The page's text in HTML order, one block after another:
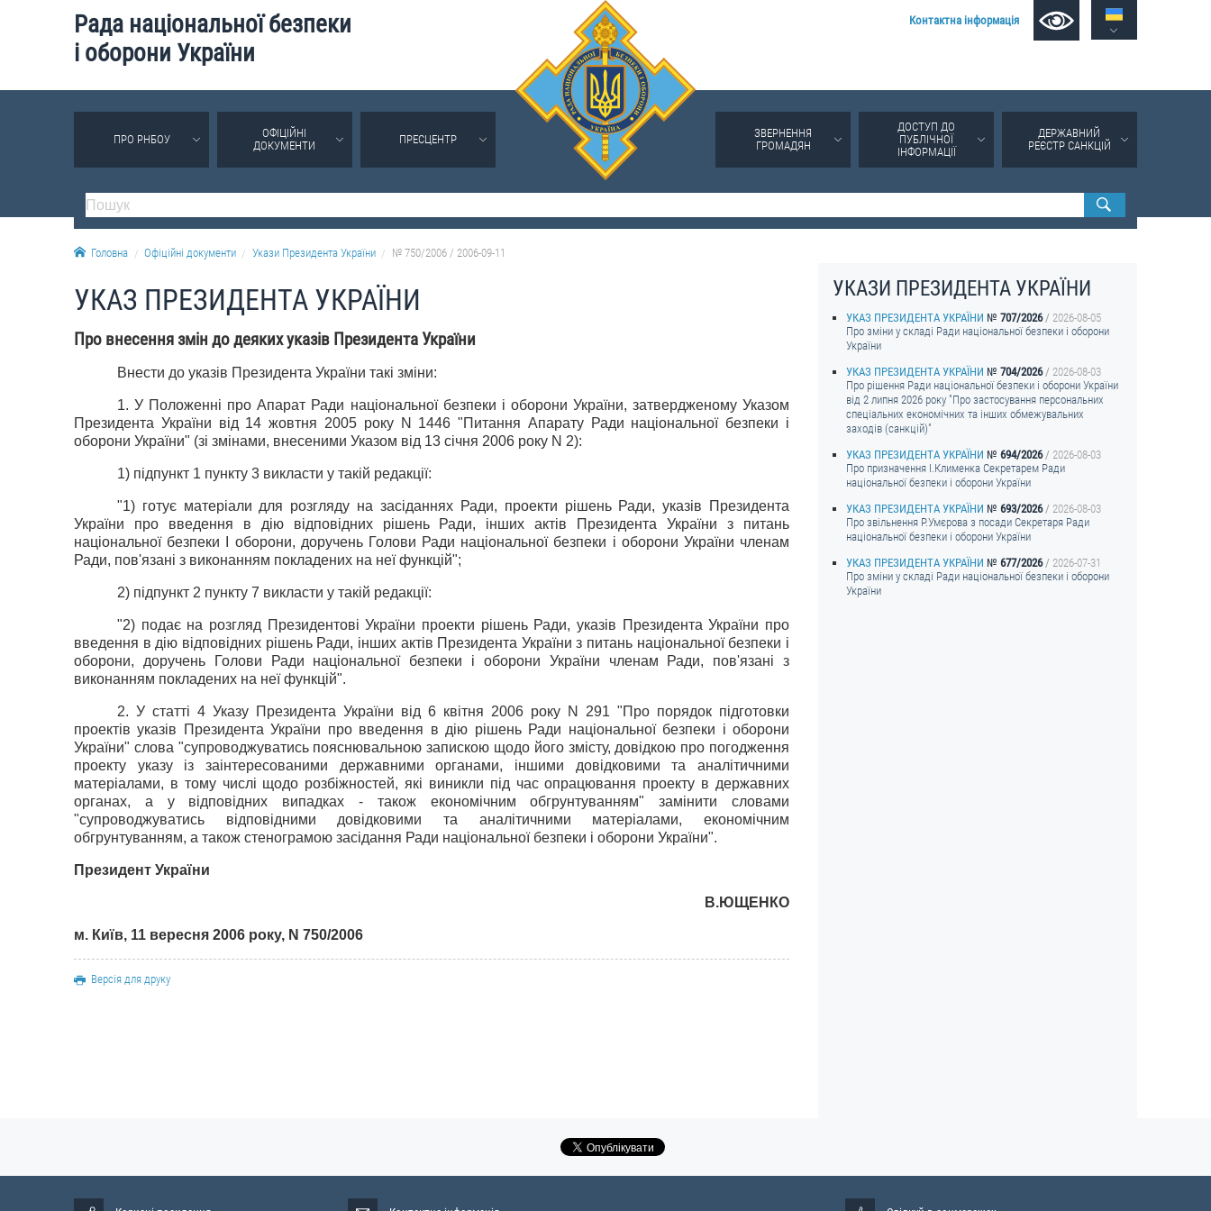
Рада національної безпеки
і оборони України
Контактна інформація
ПРО РНБОУ
ОФІЦІЙНІ
ДОКУМЕНТИ
ПРЕСЦЕНТР
ЗВЕРНЕННЯ
ГРОМАДЯН
ДОСТУП ДО
ПУБЛІЧНОЇ
ІНФОРМАЦІЇ
ДЕРЖАВНИЙ
РЕЄСТР САНКЦІЙ
Головна Офіційні документи Укази Президента України № 750/2006 / 2006-09-11
УКАЗ ПРЕЗИДЕНТА УКРАЇНИ
Про внесення змін до деяких указів Президента України
Внести до указів Президента України такі зміни:
1. У Положенні про Апарат Ради національної безпеки і оборони України, затвердженому Указом
Президента України від 14 жовтня 2005 року N 1446 "Питання Апарату Ради національної безпеки і
оборони України" (зі змінами, внесеними Указом від 13 січня 2006 року N 2):
1) підпункт 1 пункту 3 викласти у такій редакції:
"1) готує матеріали для розгляду на засіданнях Ради, проекти рішень Ради, указів Президента
України про введення в дію відповідних рішень Ради, інших актів Президента України з питань
національної безпеки І оборони, доручень Голови Ради національної безпеки і оборони України членам
Ради, пов'язані з виконанням покладених на неї функцій";
2) підпункт 2 пункту 7 викласти у такій редакції:
"2) подає на розгляд Президентові України проекти рішень Ради, указів Президента України про
введення в дію відповідних рішень Ради, інших актів Президента України з питань національної безпеки і
оборони, доручень Голови Ради національної безпеки і оборони України членам Ради, пов'язані з
виконанням покладених на неї функцій".
2. У статті 4 Указу Президента України від 6 квітня 2006 року N
291 "Про порядок підготовки
проектів указів Президента України про введення в дію рішень Ради національної безпеки і оборони
України" слова "супроводжуватись пояснювальною запискою щодо його змісту, довідкою про погодження
проекту указу із заінтересованими державними органами, іншими довідковими та аналітичними
матеріалами, в тому числі щодо розбіжностей, які виникли під час опрацювання проекту в державних
органах, а у відповідних випадках - також економічним обгрунтуванням" замінити словами
"супроводжуватись відповідними довідковими та аналітичними матеріалами, економічним
обгрунтуванням, а також стенограмою засідання Ради національної безпеки і оборони України".
Президент України
В.ЮЩЕНКО
м. Київ, 11 вересня 2006 року, N 750/2006
Версія для друку
УКАЗИ ПРЕЗИДЕНТА УКРАЇНИ
УКАЗ ПРЕЗИДЕНТА УКРАЇНИ 707/2026
2026-08-05
Про зміни у складі Ради національної безпеки і оборони
України
УКАЗ ПРЕЗИДЕНТА УКРАЇНИ
704/2026
2026-08-03
Про рішення Ради національної безпеки і оборони України
від 2 липня 2026 року "Про застосування персональних
спеціальних економічних та інших обмежувальних
заходів (санкцій)"
УКАЗ ПРЕЗИДЕНТА УКРАЇНИ
694/2026
2026-08-03
Про призначення I.Клименка Секретарем Ради
національної безпеки і оборони України
УКАЗ ПРЕЗИДЕНТА УКРАЇНИ
693/2026
2026-08-03
Про звільнення Р.Умєрова з посади Секретаря Ради
національної безпеки і оборони України
УКАЗ ПРЕЗИДЕНТА УКРАЇНИ
677/2026
2026-07-31
Про зміни у складі Ради національної безпеки і оборони
України